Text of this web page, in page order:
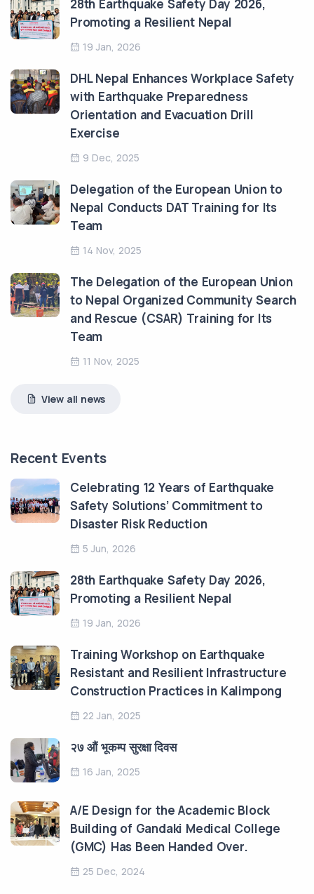
28th Earthquake Safety Day 2026,
Promoting a Resilient Nepal
19 Jan, 2026
DHL Nepal Enhances Workplace Safety
with Earthquake Preparedness
Orientation and Evacuation Drill
Exercise
9 Dec, 2025
Delegation of the European Union to
Nepal Conducts DAT Training for Its
Team
14 Nov, 2025
The Delegation of the European Union
to Nepal Organized Community Search
and Rescue (CSAR) Training for Its
Team
11 Nov, 2025
View all news
Recent Events
Celebrating 12 Years of Earthquake
Safety Solutions’ Commitment to
Disaster Risk Reduction
5 Jun, 2026
28th Earthquake Safety Day 2026,
Promoting a Resilient Nepal
19 Jan, 2026
Training Workshop on Earthquake
Resistant and Resilient Infrastructure
Construction Practices in Kalimpong
22 Jan, 2025
२७ औं भूकम्प सुरक्षा दिवस
16 Jan, 2025
A/E Design for the Academic Block
Building of Gandaki Medical College
(GMC) Has Been Handed Over.
25 Dec, 2024